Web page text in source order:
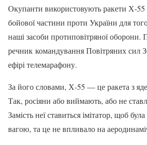
Окупанти використовують ракети Х-55
бойової частини проти України для
наші засоби протиповітряної оборони.
речник командування Повітряних сил
ефірі телемарафону.
За його словами, Х-55 — це ракета з
Так, росіяни або виймають, або не
Замість неї ставиться імітатор, щоб була
вагою, та це не впливало на